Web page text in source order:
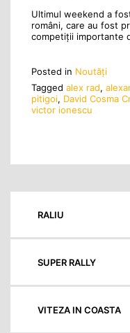
Ultimul weekend a
români, care au fost
competiții importante
Posted in Noutăţi
Tagged alex rad,
pitigoi, David Cosma
victor ionescu
RALIU
SUPER RALLY
VITEZA IN COASTA